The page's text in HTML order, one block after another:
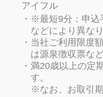
アイフル
※最短9分：申込
などにより異な
当社ご利用限度
は源泉徴収票な
満20歳以上の定
す。
※なお、お取引